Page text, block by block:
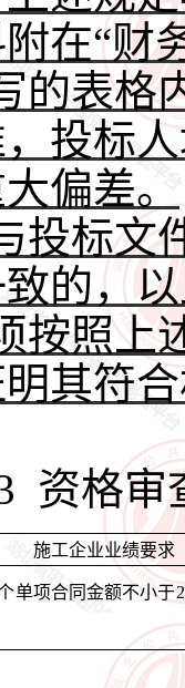
附在“财
的表格
投标
偏差。
投标文
的，
按照上
其符
资格审
施工企业业绩要求
单项合同金额不小于